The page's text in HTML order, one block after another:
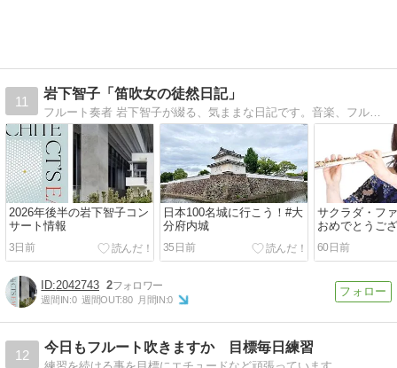
11
岩下智子「笛吹女の徒然日記」
フルート奏者 岩下智子が綴る、気ままな日記です。音楽、フルートのことから、趣味の読書、茶道、愛猫のことなどの戯言ばかり。
2026年後半の岩下智子コン
サート情報
3日前
日本100名城に行こう！#大
分府内城
35日前
サクラダ・フ
おめでとうご
60日前
2042743 2
週間IN:0 週間OUT:80 月間IN:0
12
今日もフルート吹きますか 目標毎日練習